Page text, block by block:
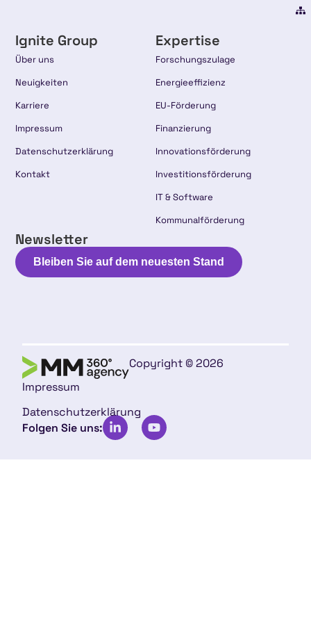
Ignite Group
Über uns
Neuigkeiten
Karriere
Impressum
Datenschutzerklärung
Kontakt
Expertise
Forschungszulage
Energieeffizienz
EU-Förderung
Finanzierung
Innovationsförderung
Investitionsförderung
IT & Software
Kommunalförderung
Newsletter
Bleiben Sie auf dem neuesten Stand
Copyright © 2026
Impressum
Datenschutzerklärung
Folgen Sie uns: